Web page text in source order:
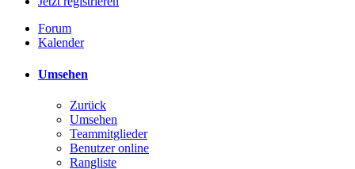
Forum
Kalender
Umsehen
Zurück
Umsehen
Teammitglieder
Benutzer online
Rangliste